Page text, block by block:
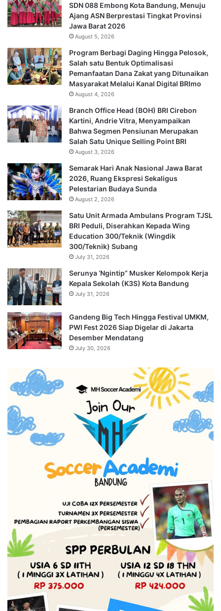
SDN 088 Embong Kota Bandung, Menuju
Ajang ASN Berprestasi Tingkat Provinsi
Jawa Barat 2026
August 5, 2026
Program Berbagi Daging Hingga Pelosok,
Salah satu Bentuk Optimalisasi
Pemanfaatan Dana Zakat yang Ditunaikan
Masyarakat Melalui Kanal Digital BRImo
August 4, 2026
Branch Office Head (BOH) BRI Cirebon
Kartini, Andrie Vitra, Menyampaikan
Bahwa Segmen Pensiunan Merupakan
Salah Satu Unique Selling Point BRI
August 3, 2026
Semarak Hari Anak Nasional Jawa Barat
2026, Ruang Ekspresi Sekaligus
Pelestarian Budaya Sunda
August 2, 2026
Satu Unit Armada Ambulans Program TJSL
BRI Peduli, Diserahkan Kepada Wing
Education 300/Teknik (Wingdik
300/Teknik) Subang
July 31, 2026
Serunya ‘Ngintip” Musker Kelompok Kerja
Kepala Sekolah (K3S) Kota Bandung
July 31, 2026
Gandeng Big Tech Hingga Festival UMKM,
PWI Fest 2026 Siap Digelar di Jakarta
Desember Mendatang
July 30, 2026